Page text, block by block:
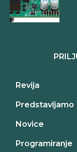
Revija
Predstavljamo
Novice
Programiranje